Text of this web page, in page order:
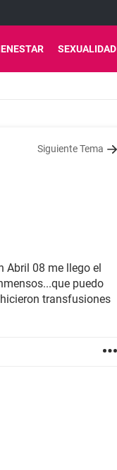
SEXUALIDAD
Siguiente Tema
Abril 08 me llego el
puedo
transfusiones